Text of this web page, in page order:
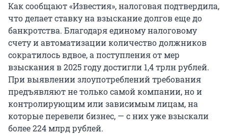
Как сообщают «Известия», налоговая подтвердила,
что делает ставку на взыскание долгов еще до
банкротства. Благодаря единому налоговому
счету и автоматизации количество должников
сократилось вдвое, а поступления от мер
взыскания в 2025 году достигли 1,4 трлн рублей.
При выявлении злоупотреблений требования
предъявляют не только самой компании, но и
контролирующим или зависимым лицам, на
которые перевели бизнес, — с них уже взыскали
более 224 млрд рублей.